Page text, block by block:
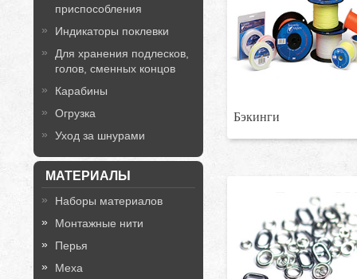
приспособления
Индикаторы поклевки
Для хранения подлесков,
голов, сменных концов
Карабины
Огрузка
Уход за шнурами
МАТЕРИАЛЫ
Наборы материалов
Монтажные нити
Перья
Меха
Бэкинги